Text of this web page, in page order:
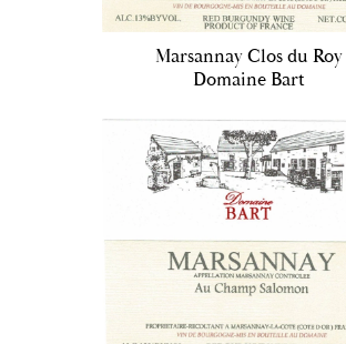
Marsannay Clos du Roy
Domaine Bart